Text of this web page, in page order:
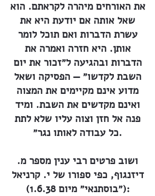
את האורחים מיהרה לקראתם. הוא
שאל אותה אם יודעת היא את
עשרת הדברות ואם תוכל לומר
אותן. היא חזרה ואמרה את
הדברות ובהגיעה ל״זכור את יום
השבת לקדשו״ — הפסיקה ושאל
מדוע אינם מקיימים את המצוה
ואינם מקדשים את השבת. ומיד
פנה אל חזן וצוה עליו שלא לתת
כל עבודה לאותו נגר״.
ושוב פרטים רבי ענין מספר מ.
דיזנגוף, כפי ספורו של י. קרניאל
(״בוסתנאי״ מיום 1.6.38):